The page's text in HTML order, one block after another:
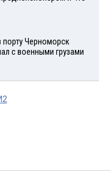
Черноморск
с военными грузами